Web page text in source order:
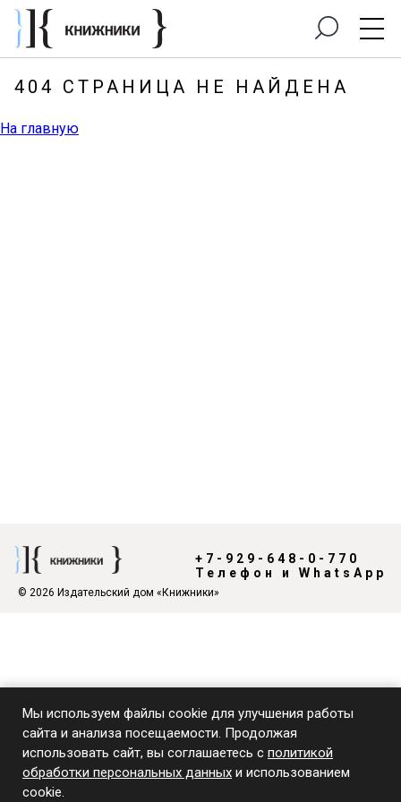
404 СТРАНИЦА НЕ НАЙДЕНА
На главную
+7-929-648-0-770
Телефон и WhatsApp
© 2026 Издательский дом «Книжники»
Мы используем файлы cookie для улучшения работы
сайта и анализа посещаемости. Продолжая
использовать сайт, вы соглашаетесь с политикой
обработки персональных данных и использованием
cookie.